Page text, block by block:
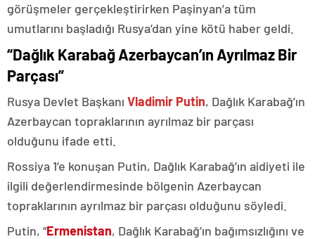
görüşmeler gerçekleştirirken Paşinyan’a tüm
umutlarını başladığı Rusya’dan yine kötü haber geldi.
“Dağlık Karabağ Azerbaycan’ın Ayrılmaz Bir
Parçası”
Rusya Devlet Başkanı Vladimir Putin, Dağlık Karabağ’ın
Azerbaycan topraklarının ayrılmaz bir parçası
olduğunu ifade etti.
Rossiya 1’e konuşan Putin, Dağlık Karabağ’ın aidiyeti ile
ilgili değerlendirmesinde bölgenin Azerbaycan
topraklarının ayrılmaz bir parçası olduğunu söyledi.
Putin, “Ermenistan, Dağlık Karabağ’ın bağımsızlığını ve